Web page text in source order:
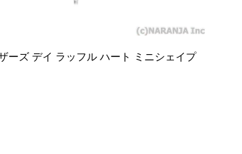
ーズ デイ ラッフル ハート ミニシェイプ